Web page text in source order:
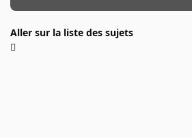
Aller sur la liste des sujets